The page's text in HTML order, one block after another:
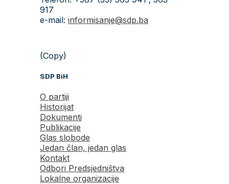
917
e-mail: informisanje@sdp.ba
(Copy)
SDP BiH
O partiji
Historijat
Dokumenti
Publikacije
Glas slobode
Jedan član, jedan glas
Kontakt
Odbori Predsjedništva
Lokalne organizacije